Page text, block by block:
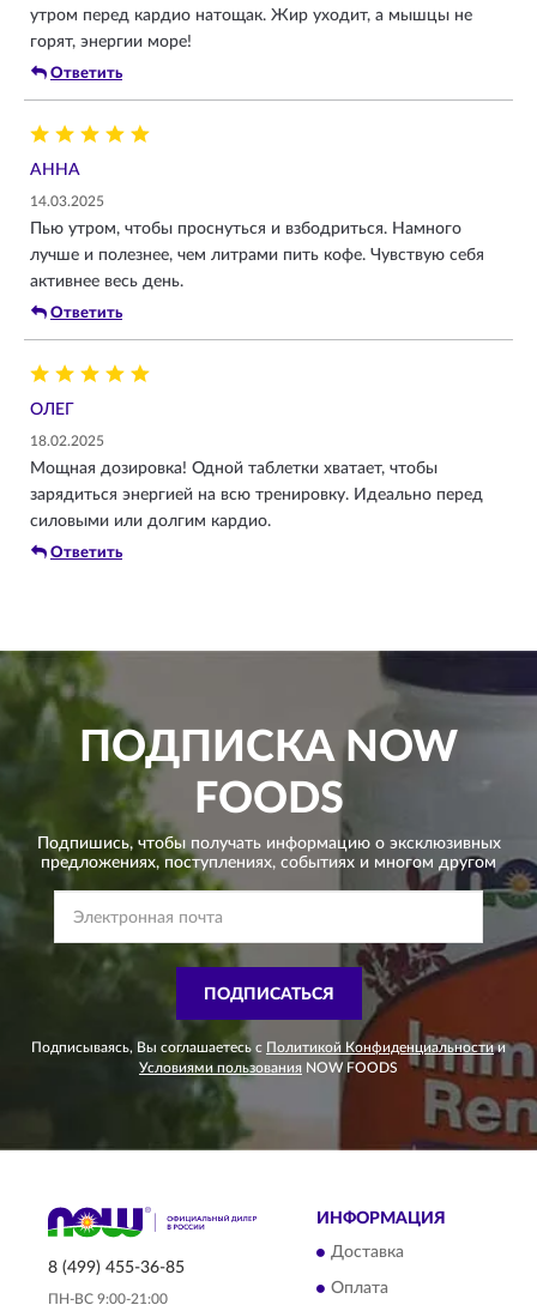
утром перед кардио натощак. Жир уходит, а мышцы не
горят, энергии море!
Ответить
АННА
14.03.2025
Пью утром, чтобы проснуться и взбодриться. Намного
лучше и полезнее, чем литрами пить кофе. Чувствую себя
активнее весь день.
Ответить
ОЛЕГ
18.02.2025
Мощная дозировка! Одной таблетки хватает, чтобы
зарядиться энергией на всю тренировку. Идеально перед
силовыми или долгим кардио.
Ответить
ПОДПИСКАNOW
FOODS
Подпишись, чтобы получать информацию о эксклюзивных
предложениях, поступлениях, событиях и многом другом
ПОДПИСАТЬСЯ
Подписываясь, Вы соглашаетесь с Политикой Конфиденциальности и
Условиями пользования NOW FOODS
8 (499) 455-36-85
ПН-ВС 9:00-21:00
ИНФОРМАЦИЯ
Доставка
Оплата